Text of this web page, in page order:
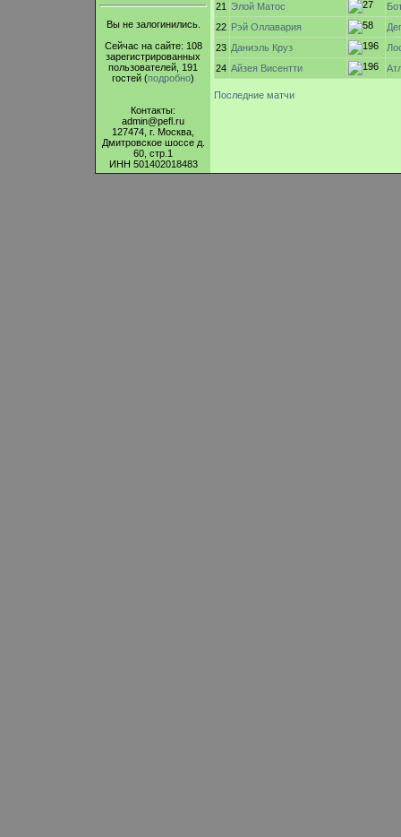
Вы не залогинились.
Сейчас на сайте: 108
зарегистрированных
пользователей, 191
гостей (подробно)
Контакты:
admin@pefl.ru
127474, г. Москва,
Дмитровское шоссе д.
60, стр.1
ИНН 501402018483
21
Элой Матос
22 Рэй Оллавария
23 Даниэль Круз
24 Айзея Висентти
Последние матчи